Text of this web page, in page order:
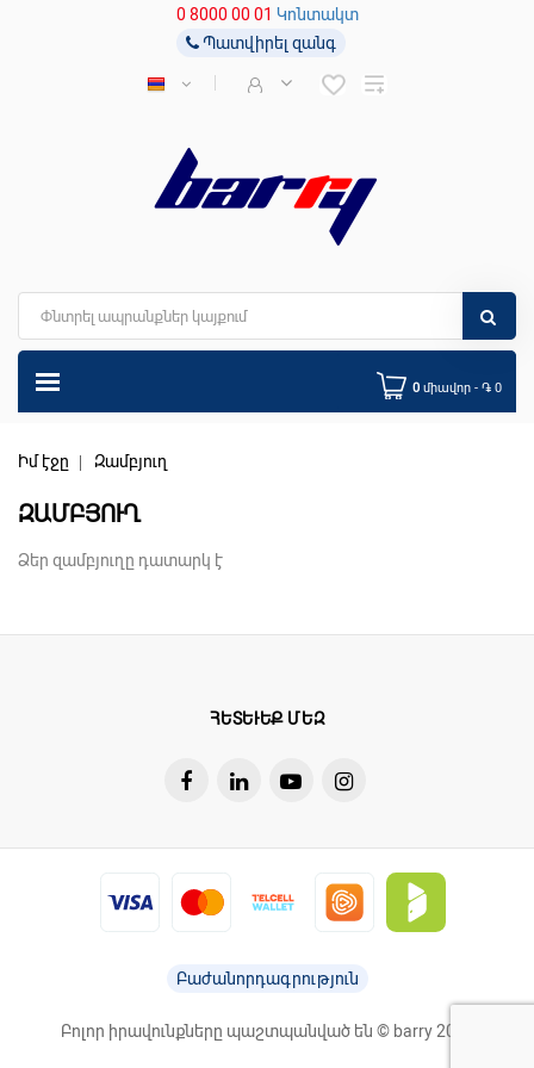
0 8000 00 01 Կոնտակտ
Պատվիրել զանգ
0 միավոր - ֏ 0
Իմ էջը Զամբյուղ
ԶԱՄԲՅՈՒՂ
Ձեր զամբյուղը դատարկ է
ՀԵՏԵՒԵՔ ՄԵԶ
Բաժանորդագրություն
Բոլոր իրավունքները պաշտպանված են © barry 2026